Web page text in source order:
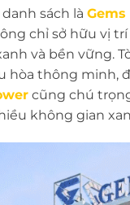
sách là
chỉ sở hữu vị
và bền vững.
hòa thông minh,
cũng chú
không gian